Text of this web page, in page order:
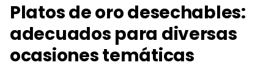
Platos de oro desechables:
adecuados para diversas
ocasiones temáticas